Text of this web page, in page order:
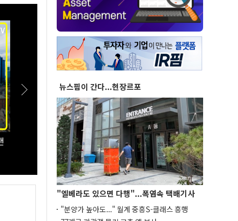
[스팟Live] *풀영상* "부동산 지옥 고집한다
면!"...李대통령 향한 장동혁의 서슬퍼런 일갈 |
26.08.07 국민의힘 부동산정책 정상화 특별위
원회 전체회의
뉴스핌이 간다...현장르포
"엘베라도 있으면 다행"...폭염속 택배기사
"분양가 높아도..." 월계 중흥S-클래스 흥행